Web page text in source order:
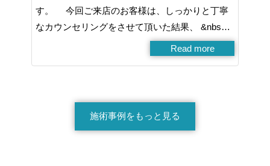
す。 今回ご来店のお客様は、しっかりと丁寧
なカウンセリングをさせて頂いた結果、 &nbs…
Read more
施術事例をもっと見る